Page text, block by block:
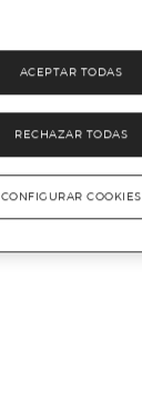
RECHAZAR TODAS
ACEPTAR TODAS
CONFIGURAR COOKIES